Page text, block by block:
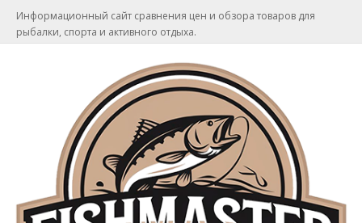
Информационный сайт сравнения цен и обзора товаров для
рыбалки, спорта и активного отдыха.